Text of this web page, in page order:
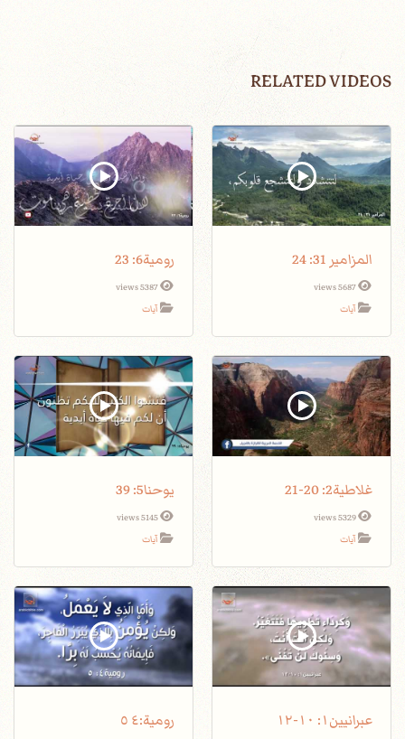
RELATED VIDEOS
المزامير 31: 24
5687 views
آيات
رومية6: 23
5387 views
آيات
غلاطية2: 20-21
5329 views
آيات
يوحنا5: 39
5145 views
آيات
عبرانيين١: ١٠-١٢